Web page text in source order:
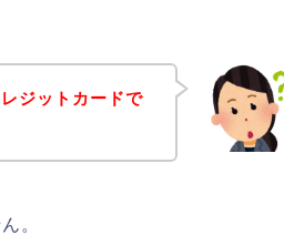
ジットカードで
。